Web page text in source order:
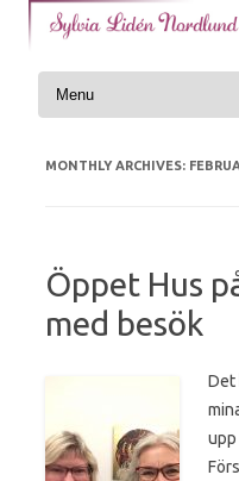
MONTHLY ARCHIVES:
Öppet Hus
med besök
Det